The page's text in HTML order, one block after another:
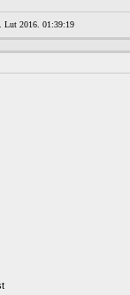
Lut 2016. 01:39:19